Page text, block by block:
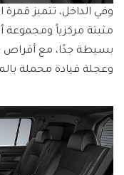
وفي الداخل، تتميز
مثبتة مركزياً
بسيطة جدًا، مع أقراص
وعجلة قيادة محملة